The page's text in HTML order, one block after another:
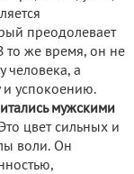
преодолевает
то же время, он не
человека, а
и успокоению.
мужскими
цвет сильных и
воли. Он